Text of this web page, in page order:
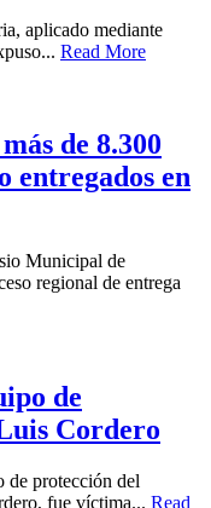
aplicado mediante
Read More
de 8.300
entregados en
Municipal de
regional de entrega
de
Cordero
de protección del
fue víctima... Read